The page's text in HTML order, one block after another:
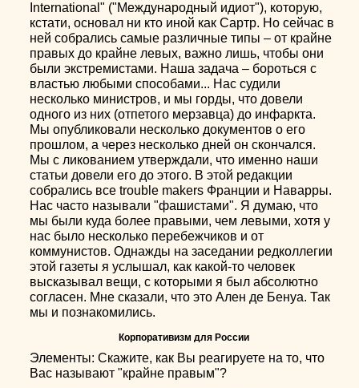
International" ("Международный идиот"), которую,
кстати, основал ни кто иной как Сартр. Но сейчас в
ней собрались самые различные типы – от крайне
правых до крайне левых, важно лишь, чтобы они
были экстремистами. Наша задача – бороться с
властью любыми способами... Нас судили
несколько министров, и мы горды, что довели
одного из них (отпетого мерзавца) до инфаркта.
Мы опубликовали несколько документов о его
прошлом, а через несколько дней он скончался.
Мы с ликованием утверждали, что именно наши
статьи довели его до этого. В этой редакции
собрались все trouble makers Франции и Наварры.
Нас часто называли "фашистами". Я думаю, что
мы были куда более правыми, чем левыми, хотя у
нас было несколько перебежчиков и от
коммунистов. Однажды на заседании редколлегии
этой газеты я услышал, как какой-то человек
высказывал вещи, с которыми я был абсолютно
согласен. Мне сказали, что это Ален де Бенуа. Так
мы и познакомились.
Корпоративизм для России
Элементы: Скажите, как Вы реагируете на то, что
Вас называют "крайне правым"?